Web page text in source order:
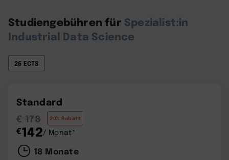
Studiengebühren für Spezialist:in
Industrial Data Science
25 ECTS
Standard
€ 178
20% Rabatt
€142/ Monat*
18 Monate